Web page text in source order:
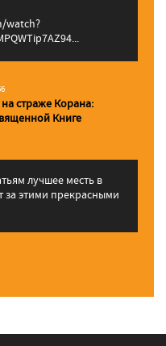
watch?
страже Корана:
Книге
лучшее месть в
за этими прекрасными